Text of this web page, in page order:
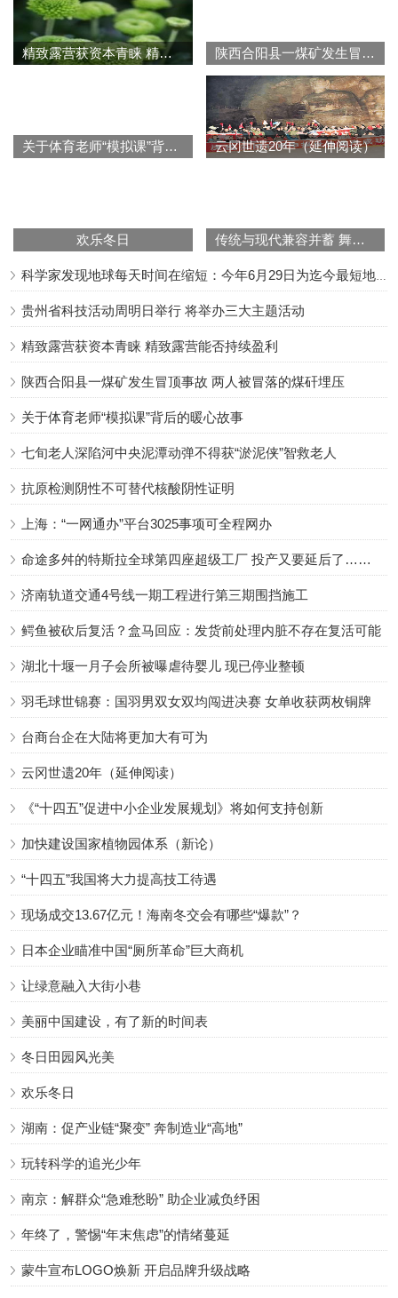
精致露营获资本青睐 精致露营能否持续盈利 陕西合阳县一煤矿发生冒顶事故 两人被冒落的煤矸埋压
关于体育老师“模拟课”背后的暖心故事 云冈世遗20年（延伸阅读）
欢乐冬日 传统与现代兼容并蓄 舞集《良渚》在杭州首演
科学家发现地球每天时间在缩短：今年6月29日为迄今最短地球日
贵州省科技活动周明日举行 将举办三大主题活动
精致露营获资本青睐 精致露营能否持续盈利
陕西合阳县一煤矿发生冒顶事故 两人被冒落的煤矸埋压
关于体育老师“模拟课”背后的暖心故事
七旬老人深陷河中央泥潭动弹不得获“淤泥侠”智救老人
抗原检测阴性不可替代核酸阴性证明
上海：“一网通办”平台3025事项可全程网办
命途多舛的特斯拉全球第四座超级工厂 投产又要延后了……
济南轨道交通4号线一期工程进行第三期围挡施工
鳄鱼被砍后复活？盒马回应：发货前处理内脏不存在复活可能
湖北十堰一月子会所被曝虐待婴儿 现已停业整顿
羽毛球世锦赛：国羽男双女双均闯进决赛 女单收获两枚铜牌
台商台企在大陆将更加大有可为
云冈世遗20年（延伸阅读）
《“十四五”促进中小企业发展规划》将如何支持创新
加快建设国家植物园体系（新论）
“十四五”我国将大力提高技工待遇
现场成交13.67亿元！海南冬交会有哪些“爆款”？
日本企业瞄准中国“厕所革命”巨大商机
让绿意融入大街小巷
美丽中国建设，有了新的时间表
冬日田园风光美
欢乐冬日
湖南：促产业链“聚变” 奔制造业“高地”
玩转科学的追光少年
南京：解群众“急难愁盼” 助企业减负纾困
年终了，警惕“年末焦虑”的情绪蔓延
蒙牛宣布LOGO焕新 开启品牌升级战略